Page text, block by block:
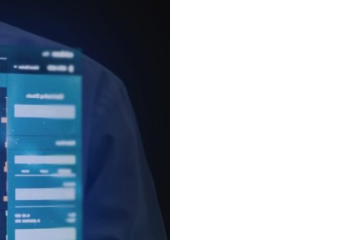
најбољих апликација
функције које вам могу
преузмете ове
од поменутих апликација